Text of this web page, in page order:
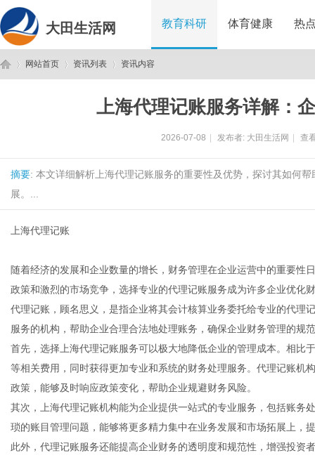
大田生活网 教育科研 体育健康 热
网站首页 资讯列表 资讯内容
上海代理记账服务详解：
2026-07-08 发布者: 大田生活网 查
摘要: 本文详细解析上海代理记账服务的重要性及优势，探讨其如何
展。...
上海代理记账
随着经济的发展和企业数量的增长，财务管理在企业运营中的重要性
政策和激烈的市场竞争，选择专业的代理记账服务成为许多企业优化
代理记账，顾名思义，是指企业将其会计核算业务委托给专业的代理
服务的机构，帮助企业合理合法地处理账务，确保企业财务管理的规
首先，选择上海代理记账服务可以极大地降低企业的管理成本。相比
等相关费用，同时获得更加专业和系统的财务处理服务。代理记账机
政策，能够及时响应政策变化，帮助企业规避财务风险。
其次，上海代理记账机构能为企业提供一站式的专业服务，包括账务
琐的账目管理问题，能够将更多精力集中在业务发展和市场拓展上，
此外，代理记账服务还能提高企业财务的透明度和规范性，增强投资